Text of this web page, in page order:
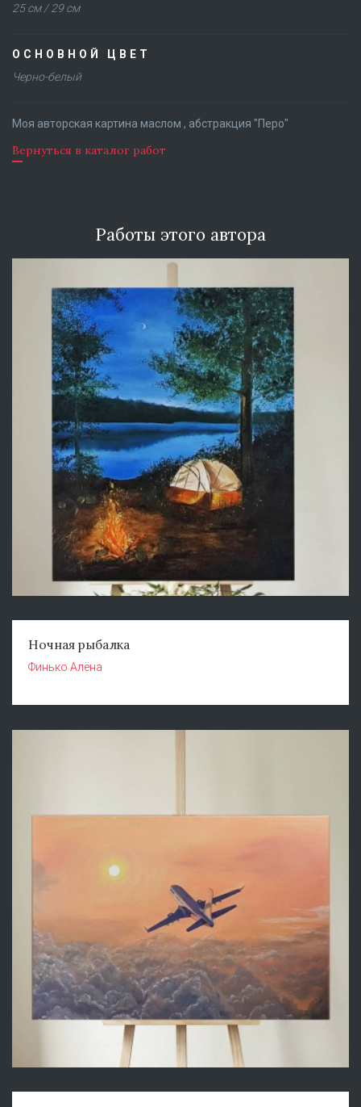
25 см / 29 см
ОСНОВНОЙ ЦВЕТ
Черно-белый
Моя авторская картина маслом , абстракция "Перо"
Вернуться в каталог работ
Работы этого автора
Ночная рыбалка
Финько Алёна